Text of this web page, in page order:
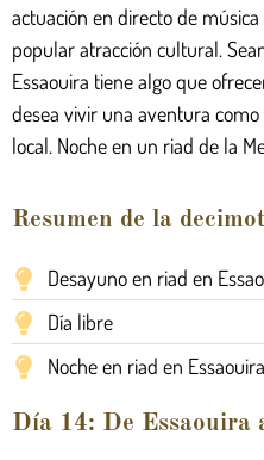
actuación en directo de
popular atracción cultural.
Essaouira tiene algo que
desea vivir una aventura
local. Noche en un riad de la
Resumen de la
Desayuno en riad en
Día libre
Noche en riad en Essaouira
Día 14: De Essaouira